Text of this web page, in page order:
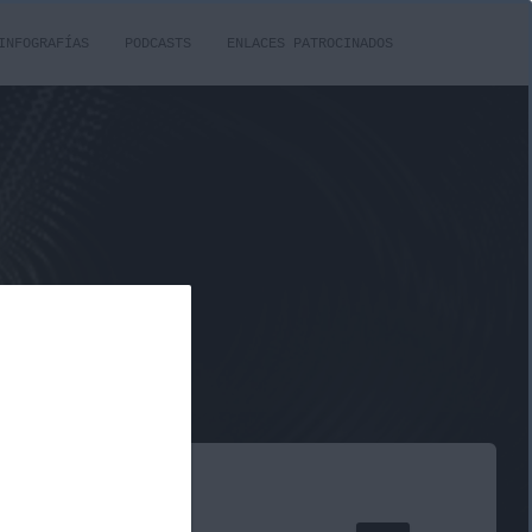
INFOGRAFÍAS PODCASTS ENLACES PATROCINADOS